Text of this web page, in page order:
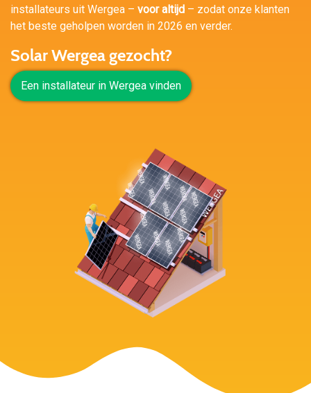
installateurs uit Wergea – voor altijd – zodat onze klanten
het beste geholpen worden in 2026 en verder.
Solar Wergea gezocht?
Een installateur in Wergea vinden